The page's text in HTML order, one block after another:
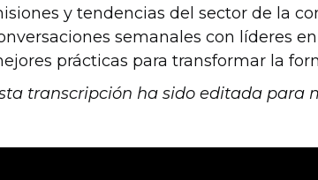
y tendencias del sector de la
semanales con líderes
prácticas para transformar la
transcripción ha sido editada para